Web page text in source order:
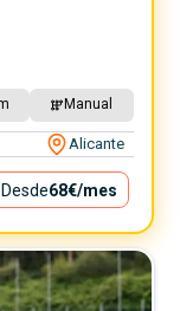
Manual
Alicante
Desde68€/mes